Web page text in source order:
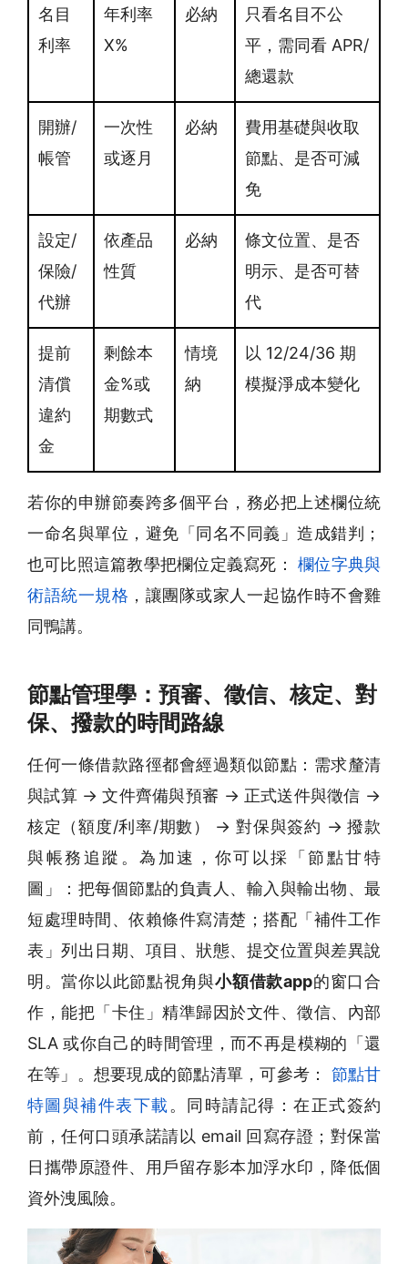
名目
利率
年利率
X%
必納
只看名目不公
平，需同看 APR/
總還款
開辦/
帳管
一次性
或逐月
必納
費用基礎與收取
節點、是否可減
免
設定/
保險/
代辦
依產品
性質
必納
條文位置、是否
明示、是否可替
代
提前
清償
違約
金
剩餘本
金%或
期數式
情境
納
以 12/24/36 期
模擬淨成本變化
若你的申辦節奏跨多個平台，務必把上述欄位統
一命名與單位，避免「同名不同義」造成錯判；
也可比照這篇教學把欄位定義寫死：
欄位字典與
術語統一規格 ，讓團隊或家人一起協作時不會雞
同鴨講。
節點管理學：預審、徵信、核定、對
保、撥款的時間路線
任何一條借款路徑都會經過類似節點：需求釐清
與試算 → 文件齊備與預審 → 正式送件與徵信 →
核定（額度/利率/期數） → 對保與簽約 → 撥款
與帳務追蹤。為加速，你可以採「節點甘特
圖」：把每個節點的負責人、輸入與輸出物、最
短處理時間、依賴條件寫清楚；搭配「補件工作
表」列出日期、項目、狀態、提交位置與差異說
明。當你以此節點視角與小額借款app的窗口合
作，能把「卡住」精準歸因於文件、徵信、內部
SLA 或你自己的時間管理，而不再是模糊的「還
在等」。想要現成的節點清單，可參考：
節點甘
特圖與補件表下載 。同時請記得：在正式簽約
前，任何口頭承諾請以 email 回寫存證；對保當
日攜帶原證件、用戶留存影本加浮水印，降低個
資外洩風險。